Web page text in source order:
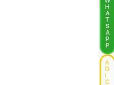
H
A
T
S
A
P
P
A
D
C